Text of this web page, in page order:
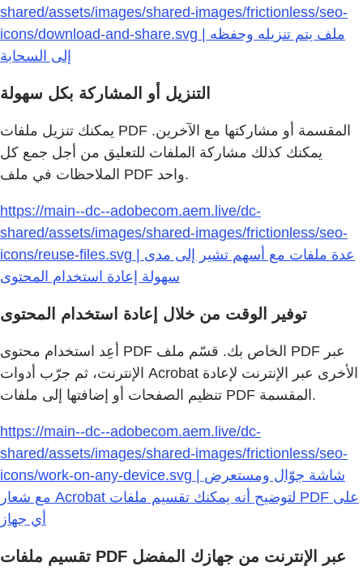
shared/assets/images/shared-images/frictionless/seo-
icons/download-and-share.svg | ملف يتم تنزيله وحفظه
إلى السحابة
التنزيل أو المشاركة بكل سهولة
يمكنك تنزيل ملفات PDF المقسمة أو مشاركتها مع الآخرين.
يمكنك كذلك مشاركة الملفات للتعليق من أجل جمع كل
الملاحظات في ملف PDF واحد.
https://main--dc--adobecom.aem.live/dc-
shared/assets/images/shared-images/frictionless/seo-
icons/reuse-files.svg | عدة ملفات مع أسهم تشير إلى مدى
سهولة إعادة استخدام المحتوى
توفير الوقت من خلال إعادة استخدام المحتوى
أعِد استخدام محتوى PDF الخاص بك. قسّم ملف PDF عبر
الإنترنت، ثم جرّب أدوات Acrobat الأخرى عبر الإنترنت لإعادة
تنظيم الصفحات أو إضافتها إلى ملفات PDF المقسمة.
https://main--dc--adobecom.aem.live/dc-
shared/assets/images/shared-images/frictionless/seo-
icons/work-on-any-device.svg | شاشة جوّال ومستعرض
مع شعار Acrobat لتوضيح أنه يمكنك تقسيم ملفات PDF على
أي جهاز
تقسيم ملفات PDF عبر الإنترنت من جهازك المفضل